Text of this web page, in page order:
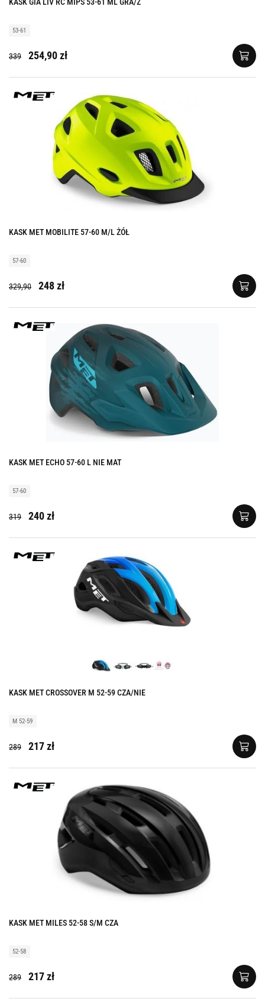
53-61
339 254,90 zł
KASK MET MOBILITE 57-60 M/L ŻÓŁ
57-60
329,90 248 zł
KASK MET ECHO 57-60 L NIE MAT
57-60
319 240 zł
KASK MET CROSSOVER M 52-59 CZA/NIE
M 52-59
289 217 zł
KASK MET MILES 52-58 S/M CZA
52-58
289 217 zł